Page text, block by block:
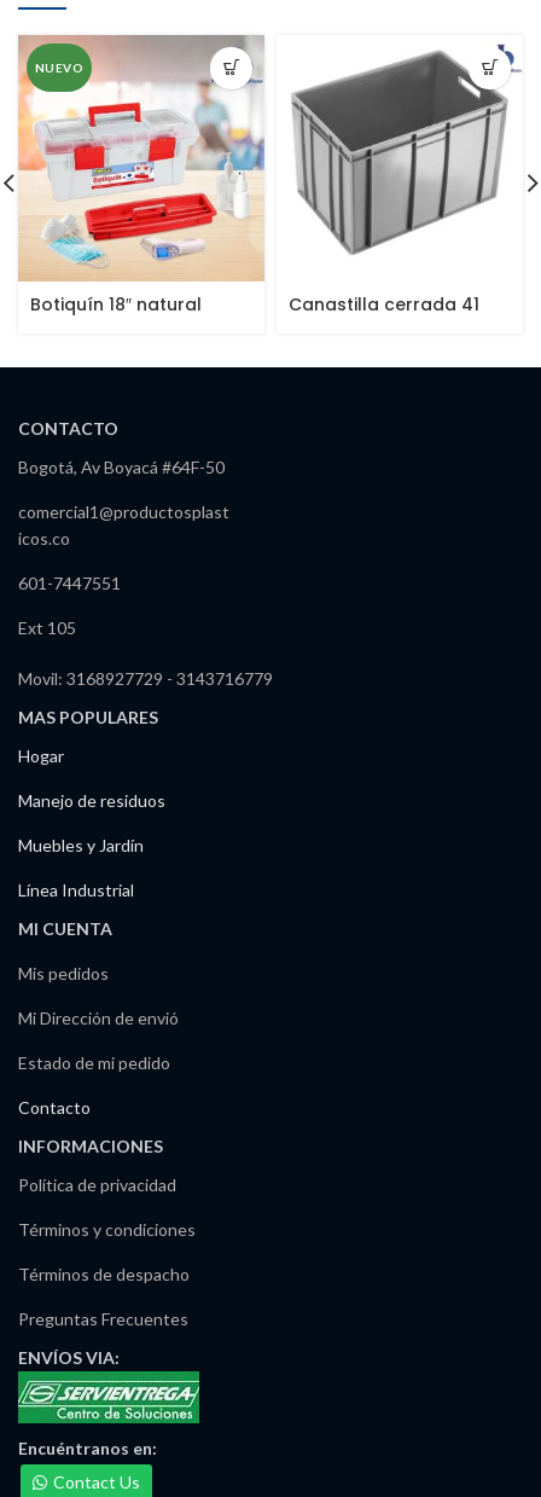
NUEVO
Botiquín 18″ natural
Canastilla cerrada 41
CONTACTO
Bogotá, Av Boyacá #64F-50
comercial1@productosplast
icos.co
601-7447551
Ext 105
Movil: 3168927729 - 3143716779
MAS POPULARES
Hogar
Manejo de residuos
Muebles y Jardín
Línea Industrial
MI CUENTA
Mis pedidos
Mi Dirección de envió
Estado de mi pedido
Contacto
INFORMACIONES
Política de privacidad
Términos y condiciones
Términos de despacho
Preguntas Frecuentes
ENVÍOSVIA:
Encuéntranos en:
Contact Us